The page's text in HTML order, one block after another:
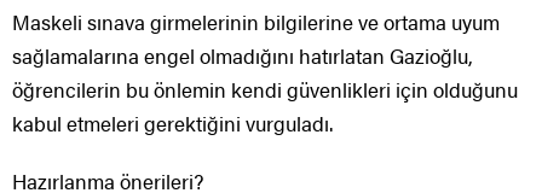
Maskeli sınava girmelerinin bilgilerine ve ortama uyum
sağlamalarına engel olmadığını hatırlatan Gazioğlu,
öğrencilerin bu önlemin kendi güvenlikleri için olduğunu
kabul etmeleri gerektiğini vurguladı.
Hazırlanma önerileri?